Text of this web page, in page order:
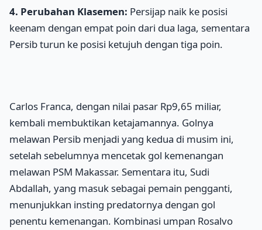
4. Perubahan Klasemen: Persijap naik ke posisi
keenam dengan empat poin dari dua laga, sementara
Persib turun ke posisi ketujuh dengan tiga poin.
Carlos Franca, dengan nilai pasar Rp9,65 miliar,
kembali membuktikan ketajamannya. Golnya
melawan Persib menjadi yang kedua di musim ini,
setelah sebelumnya mencetak gol kemenangan
melawan PSM Makassar. Sementara itu, Sudi
Abdallah, yang masuk sebagai pemain pengganti,
menunjukkan insting predatornya dengan gol
penentu kemenangan. Kombinasi umpan Rosalvo